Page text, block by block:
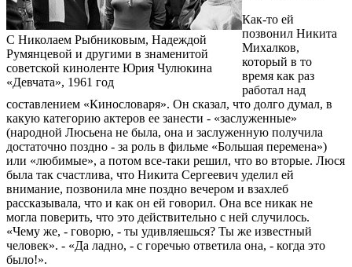
С Николаем Рыбниковым, Надеждой
Румянцевой и другими в знаменитой
советской киноленте Юрия Чулюкина
«Девчата», 1961 год
Как-то ей
позвонил Никита
Михалков,
который в то
время как раз
работал над
составлением «Кинословаря». Он сказал, что долго думал, в
какую категорию актеров ее занести - «заслуженные»
(народной Люсьена не была, она и заслуженную получила
достаточно поздно - за роль в фильме «Большая перемена»)
или «любимые», а потом все-таки решил, что во вторые. Люся
была так счастлива, что Никита Сергеевич уделил ей
внимание, позвонила мне поздно вечером и взахлеб
рассказывала, что и как он ей говорил. Она все никак не
могла поверить, что это действительно с ней случилось.
«Чему же, - говорю, - ты удивляешься? Ты же известный
человек». - «Да ладно, - с горечью ответила она, - когда это
было!».